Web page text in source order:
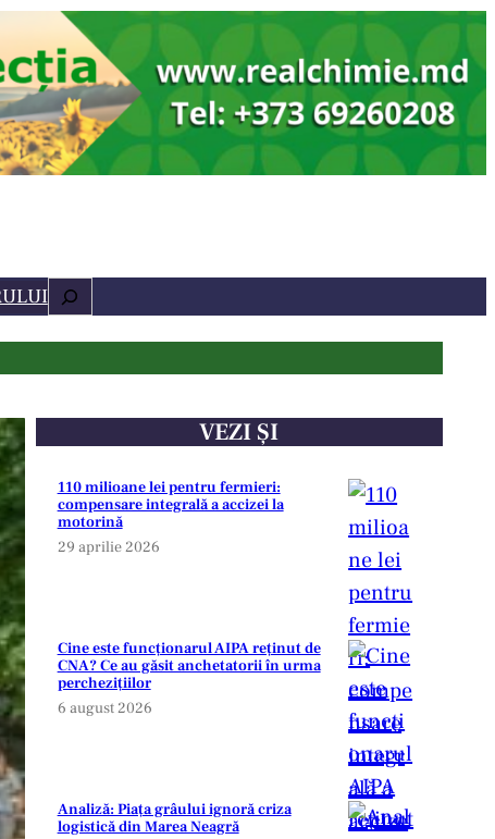
Caută
VEZI ȘI
110 milioane lei pentru fermieri:
compensare integrală a accizei la
motorină
29 aprilie 2026
Cine este funcționarul AIPA reținut de
CNA? Ce au găsit anchetatorii în urma
perchezițiilor
6 august 2026
Analiză: Piața grâului ignoră criza
logistică din Marea Neagră